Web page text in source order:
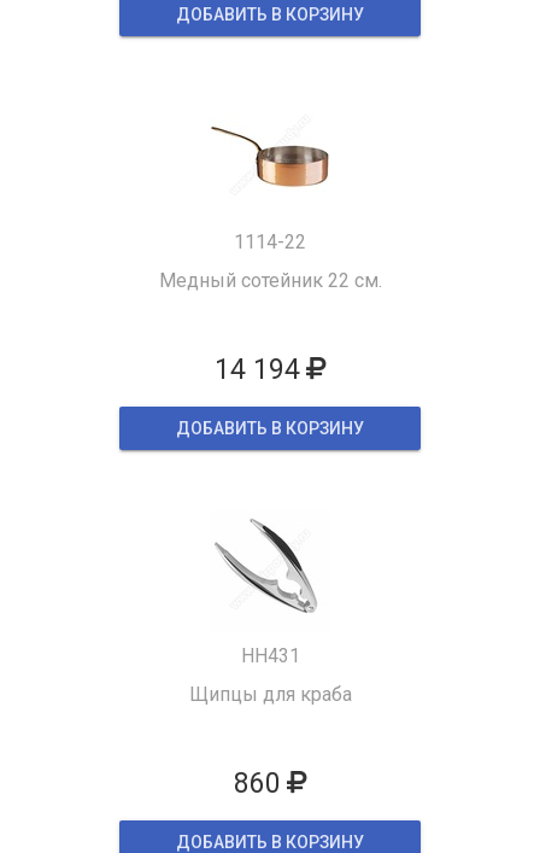
ДОБАВИТЬ В КОРЗИНУ
1114-22
Медный сотейник 22 см.
14 194
ДОБАВИТЬ В КОРЗИНУ
HH431
Щипцы для краба
860
ДОБАВИТЬ В КОРЗИНУ